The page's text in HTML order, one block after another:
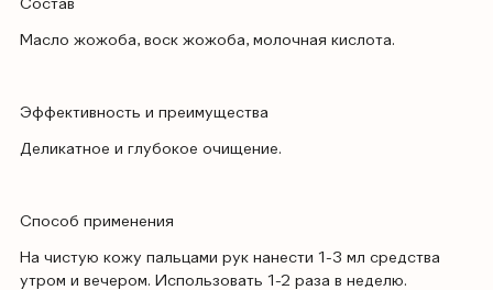
Состав
Масло жожоба, воск жожоба, молочная кислота.
Эффективность и преимущества
Деликатное и глубокое очищение.
Способ применения
На чистую кожу пальцами рук нанести 1-3 мл средства
утром и вечером. Использовать 1-2 раза в неделю.